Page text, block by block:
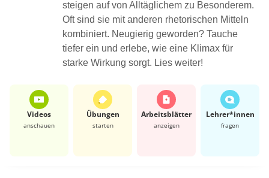
steigen auf von Alltäglichem zu Besonderem.
Oft sind sie mit anderen rhetorischen Mitteln
kombiniert. Neugierig geworden? Tauche
tiefer ein und erlebe, wie eine Klimax für
starke Wirkung sorgt. Lies weiter!
Videos
anschauen
Übungen
starten
Arbeits­blätter
anzeigen
Lehrer*​innen
fragen